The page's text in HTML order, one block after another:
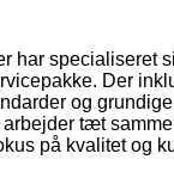
har
Der
og
tæt
på kvalitet og